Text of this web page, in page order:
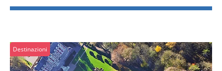
Destinazioni